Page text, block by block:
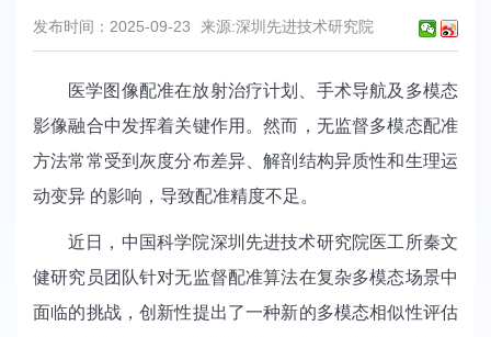
发布时间：2025-09-23 来源:深圳先进技术研究院
医学图像配准在放射治疗计划、手术导航及多模态
影像融合中发挥着关键作用。然而，无监督多模态配准
方法常常受到灰度分布差异、解剖结构异质性和生理运
动变异 的影响，导致配准精度不足。
近日，中国科学院深圳先进技术研究院医工所秦文
健研究员团队针对无监督配准算法在复杂多模态场景中
面临的挑战，创新性提出了一种新的多模态相似性评估